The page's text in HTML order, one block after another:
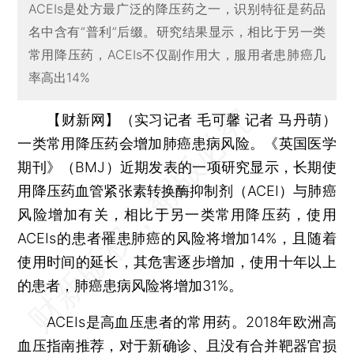
ACEIs是处方最广泛的降压药之一，识别特征是药品
名中含有“普利”后缀。研究结果显示，相比于另一类
常用降压药，ACEIs不仅副作用大，服用者患肺癌几
率高出14%
【财新网】（实习记者 毛可馨 记者 马丹萌）
一类常用降压药会增加肺癌患病风险。《英国医学
期刊》（BMJ）近期发表的一项研究显示，长期使
用降压药血管紧张素转换酶抑制剂（ACEI）与肺癌
风险增加有关，相比于另一类常用降压药，使用
ACEIs的患者罹患肺癌的风险将增加14%，且随着
使用时间的延长，其危害逐步增加，使用十年以上
的患者，肺癌患病风险将增加31%。
ACEIs是高血压患者的常用药。2018年欧洲高
血压指南推荐，对于新确诊、且没有合并靶器官损